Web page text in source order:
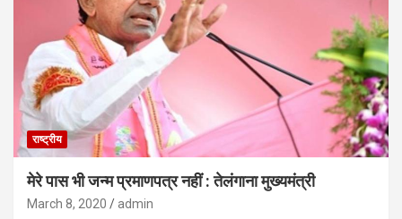
राष्ट्रीय
मेरे पास भी जन्म प्रमाणपत्र नहीं : तेलंगाना मुख्यमंत्री
March 8, 2020 admin